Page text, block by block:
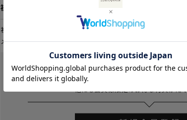
初めてご利用の方
初めてご利用のお客様は、こちらから会員登録を行って下さい。
メールアドレスとパスワードを登録しておくと便利にお買い物